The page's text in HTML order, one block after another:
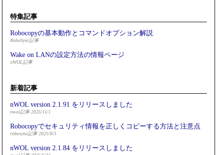
特集記事
Robocopyの基本動作とコマンドオプション解説
RoboSync記事
Wake on LANの設定方法の情報ページ
nWOL記事
新着記事
nWOL version 2.1.91 をリリースしました
nwol記事 2025/11/1
Robocopyでセキュリティ情報を正しくコピーする方法と注意点
robosync記事 2025/8/3
nWOL version 2.1.84 をリリースしました